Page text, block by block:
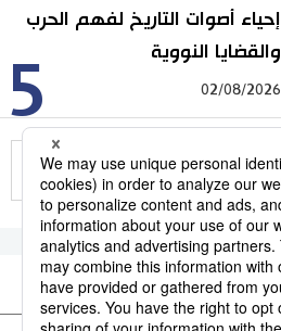
5
إحياء أصوات التاريخ لفهم الحرب
والقضايا النووية
02/08/2026
للمزيد